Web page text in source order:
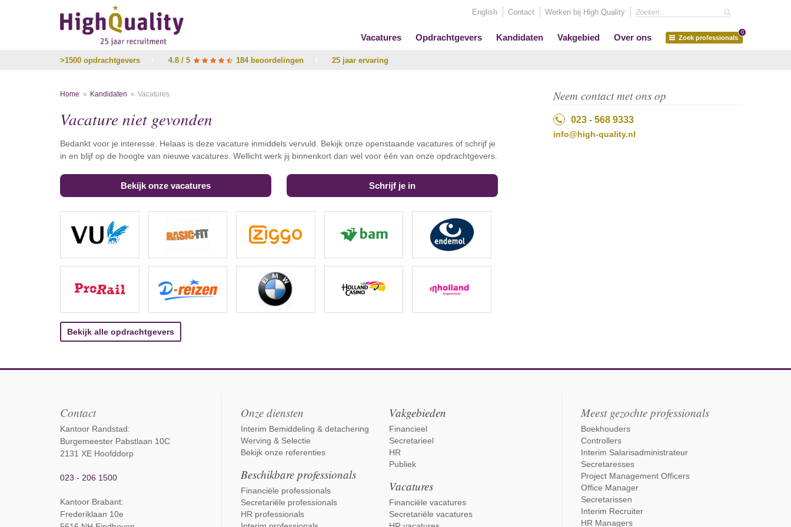
English Contact Werken bij High Quality
Vacatures Opdrachtgevers Kandidaten Vakgebied Over ons Zoek professionals
0
>1500 opdrachtgevers 4.8 / 5 184 beoordelingen 25 jaar ervaring
Home Kandidaten Vacatures
Vacature niet gevonden
Bedankt voor je interesse. Helaas is deze vacature inmiddels vervuld. Bekijk onze openstaande vacatures of schrijf je
in en blijf op de hoogte van nieuwe vacatures. Wellicht werk jij binnenkort dan wel voor één van onze opdrachtgevers.
Bekijk onze vacatures Schrijf je in
Bekijk alle opdrachtgevers
Neem contact met ons op
023 - 568 9333
info@high-quality.nl
Contact
Kantoor Randstad:
Burgemeester Pabstlaan 10C
2131 XE Hoofddorp
023 - 206 1500
Kantoor Brabant:
Frederiklaan 10e
Onze diensten
Interim Bemiddeling & detachering
Werving & Selectie
Bekijk onze referenties
Beschikbare professionals
Financiële professionals
Secretariële professionals
HR professionals
Vakgebieden
Financieel
Secretarieel
HR
Publiek
Vacatures
Financiële vacatures
Secretariële vacatures
Meest gezochte professionals
Boekhouders
Controllers
Interim Salarisadministrateur
Secretaresses
Project Management Officers
Office Manager
Secretarissen
Interim Recruiter
HR Managers